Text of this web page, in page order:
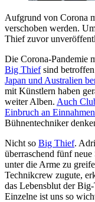
Aufgrund von Corona
verschoben werden.
Thief zuvor
Die Corona-Pandemie
Big Thiefsind
Japan und Australien
mit Künstlern haben
weiter Alben. Auch
Einbruch an
Bühnentechniker
Nicht so Big Thief.
überraschend fünf
unter die Arme zu
Technikcrew zugute,
das Lebensblut der
Einzelne ist uns so